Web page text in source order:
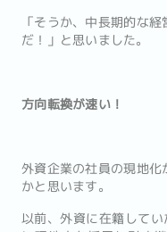
「そうか、中長期的な
だ！」と思いました。
方向転換が速い！
外資企業の社員の現地
かと思います。
以前、外資に在籍して